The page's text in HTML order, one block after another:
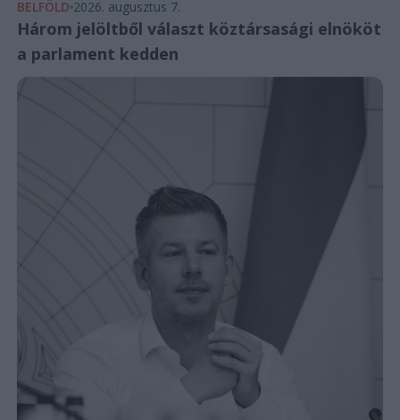
BELFÖLD 2026. augusztus 7.
Három jelöltből választ köztársasági elnököt
a parlament kedden